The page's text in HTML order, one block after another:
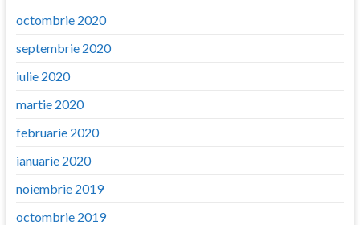
octombrie 2020
septembrie 2020
iulie 2020
martie 2020
februarie 2020
ianuarie 2020
noiembrie 2019
octombrie 2019